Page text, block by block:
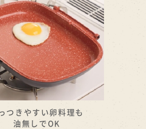
つきやすい卵料理も
油無しでOK